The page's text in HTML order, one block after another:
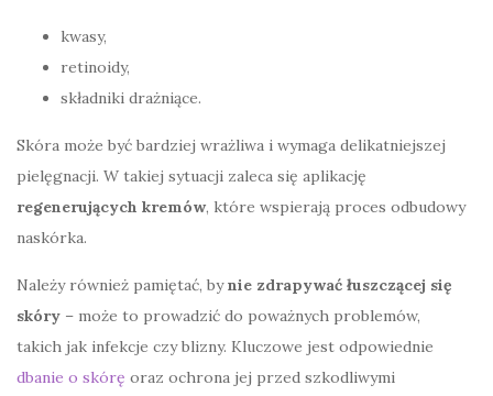
kwasy,
retinoidy,
składniki drażniące.
Skóra może być bardziej wrażliwa i wymaga delikatniejszej
pielęgnacji. W takiej sytuacji zaleca się aplikację
regenerujących kremów, które wspierają proces odbudowy
naskórka.
Należy również pamiętać, bynie zdrapywać łuszczącej się
skóry – może to prowadzić do poważnych problemów,
takich jak infekcje czy blizny. Kluczowe jest odpowiednie
dbanie o skórę oraz ochrona jej przed szkodliwymi